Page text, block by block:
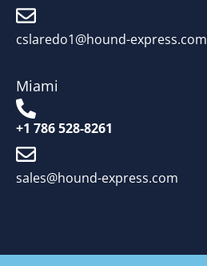
cslaredo1@hound-express.com
Miami
+1 786 528-8261
sales@hound-express.com